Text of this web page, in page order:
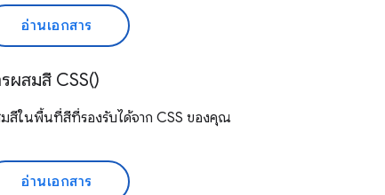
อ่านเอกสาร
ผสมสี CSS()
สีในพื้นที่สีที่รองรับได้จาก CSS ของคุณ
อ่านเอกสาร